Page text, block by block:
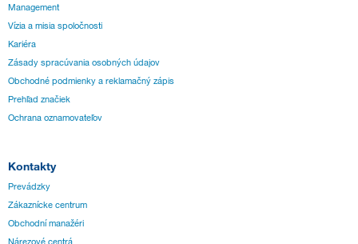
Management
Vízia a misia spoločnosti
Kariéra
Zásady spracúvania osobných údajov
Obchodné podmienky a reklamačný zápis
Prehľad značiek
Ochrana oznamovateľov
Kontakty
Prevádzky
Zákaznícke centrum
Obchodní manažéri
Nárezové centrá